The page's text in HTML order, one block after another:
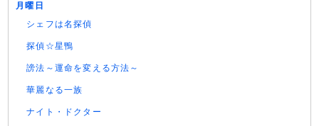
月曜日
シェフは名探偵
探偵☆星鴨
謗法～運命を変える方法～
華麗なる一族
ナイト・ドクター